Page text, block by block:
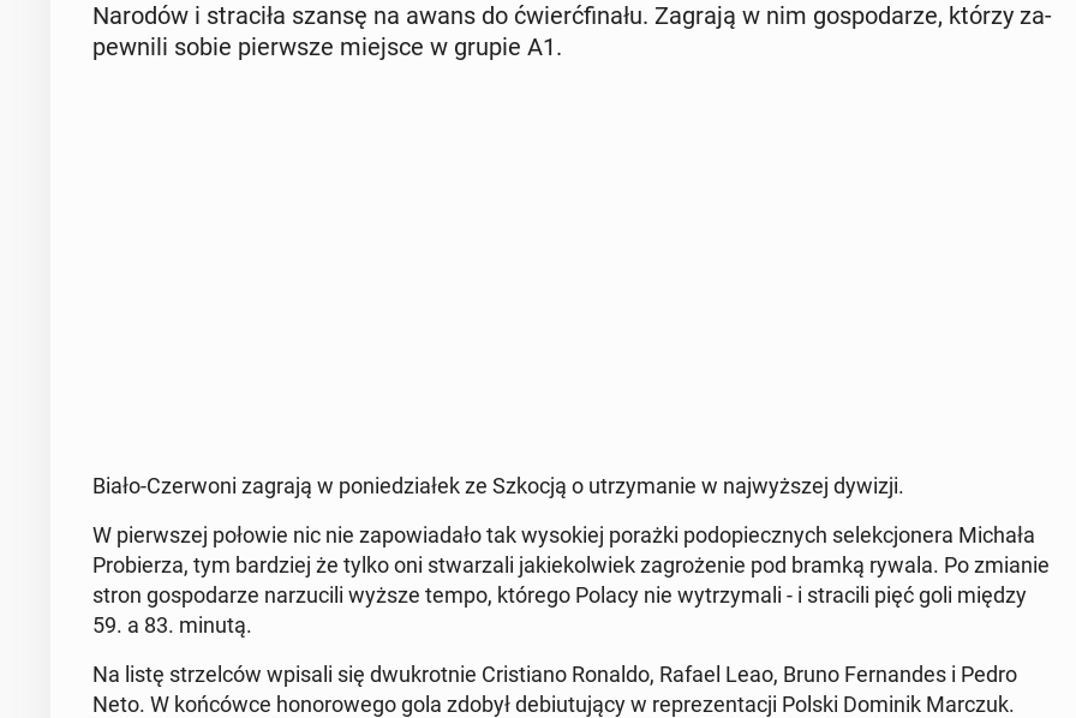
Narodów i stra­ci­ła szansę na awans do ćwierć­fi­na­łu. Zagrają w nim go­spo­da­rze, którzy za­
pew­ni­li sobie pierw­sze miejsce w grupie A1.
Biało-Czer­wo­ni zagrają w po­nie­dzia­łek ze Szkocją o utrzy­ma­nie w naj­wyż­szej dywizji.
W pierw­szej połowie nic nie za­po­wia­da­ło tak wy­so­kiej porażki pod­opiecz­nych se­lek­cjo­ne­ra Michała
Pro­bie­rza, tym bar­dziej że tylko oni stwa­rza­li ja­kie­kol­wiek za­gro­że­nie pod bramką rywala. Po zmianie
stron go­spo­da­rze na­rzu­ci­li wyższe tempo, którego Polacy nie wy­trzy­ma­li - i stra­ci­li pięć goli między
59. a 83. minutą.
Na listę strzel­ców wpisali się dwu­krot­nie Cri­stia­no Ronaldo, Rafael Leao, Bruno Fer­nan­des i Pedro
Neto. W koń­ców­ce ho­no­ro­we­go gola zdobył de­biu­tu­ją­cy w re­pre­zen­ta­cji Polski Dominik Marczuk.